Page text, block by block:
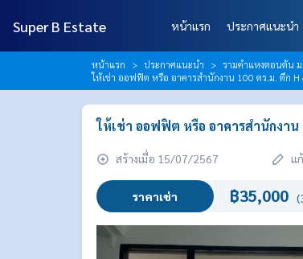
Super B Estate หน้าแรก ประกาศแนะนำ
หน้าแรก ประกาศแนะนำ
รามคำแหงตอนต้น
ให้เช่า ออฟฟิต หรือ อาคารสำนักงาน 100 ตร.ม. ตึก H
ให้เช่า ออฟฟิต หรือ อาคารสำนักงา
สร้างเมื่อ 15/07/2567 แ
ราคาเช่า ฿35,000